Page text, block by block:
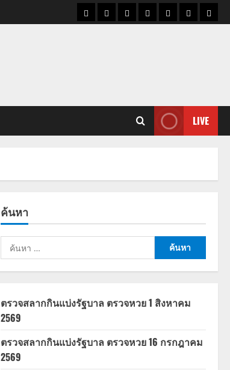
ราคาแนว
ข่าว
ข่าว
ดูด
ที่
ผู้ชา
LIVE
ค้นหา
ค้นหา
สำหรับ:
ตรวจสลากกินแบ่งรัฐบาล ตรวจหวย 1 สิงหาคม
2569
ตรวจสลากกินแบ่งรัฐบาล ตรวจหวย 16 กรกฎาคม
2569